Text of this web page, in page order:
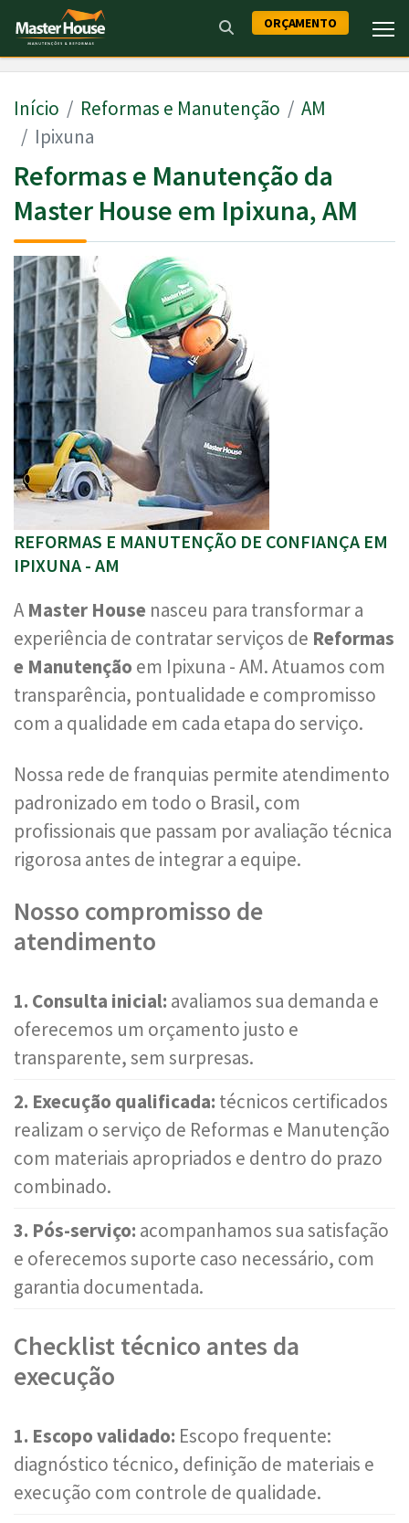
ORÇAMENTO
Início Reformas e Manutenção
AM
Ipixuna
Reformas e Manutenção da
Master House em Ipixuna, AM
REFORMAS E MANUTENÇÃO DE CONFIANÇA EM
IPIXUNA - AM
AMaster House nasceu para transformar a
experiência de contratar serviços de Reformas
e Manutenção em Ipixuna - AM. Atuamos com
transparência, pontualidade e compromisso
com a qualidade em cada etapa do serviço.
Nossa rede de franquias permite atendimento
padronizado em todo o Brasil, com
profissionais que passam por avaliação técnica
rigorosa antes de integrar a equipe.
Nosso compromisso de
atendimento
1. Consulta inicial: avaliamos sua demanda e
oferecemos um orçamento justo e
transparente, sem surpresas.
2. Execução qualificada: técnicos certificados
realizam o serviço de Reformas e Manutenção
com materiais apropriados e dentro do prazo
combinado.
3. Pós-serviço: acompanhamos sua satisfação
e oferecemos suporte caso necessário, com
garantia documentada.
Checklist técnico antes da
execução
1. Escopo validado: Escopo frequente:
diagnóstico técnico, definição de materiais e
execução com controle de qualidade.